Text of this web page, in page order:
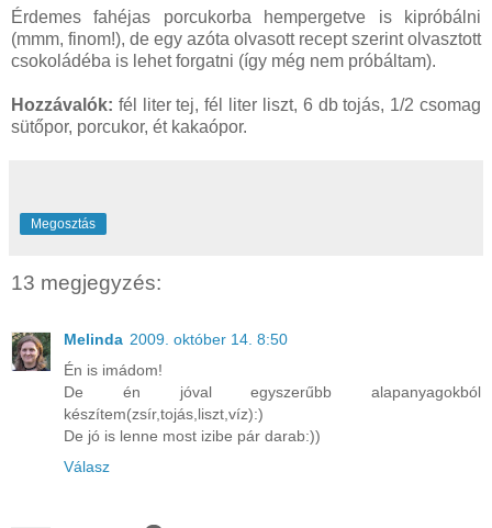
Érdemes fahéjas porcukorba hempergetve is kipróbálni
(mmm, finom!), de egy azóta olvasott recept szerint olvasztott
csokoládéba is lehet forgatni (így még nem próbáltam).
Hozzávalók: fél liter tej, fél liter liszt, 6 db tojás, 1/2 csomag
sütőpor, porcukor, ét kakaópor.
Megosztás
13 megjegyzés:
Melinda 2009. október 14. 8:50
Én is imádom!
De én jóval egyszerűbb alapanyagokból
készítem(zsír,tojás,liszt,víz):)
De jó is lenne most izibe pár darab:))
Válasz